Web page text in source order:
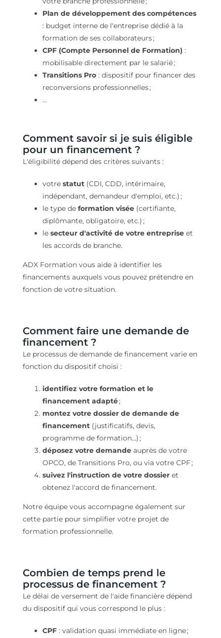
Plan de développement des compétences
: budget interne de l'entreprise dédié à la
formation de ses collaborateurs ;
CPF (Compte Personnel de Formation) :
mobilisable directement par le salarié ;
Transitions Pro : dispositif pour financer des
reconversions professionnelles ;
…
Comment savoir si je suis éligible
pour un financement ?
L'éligibilité dépend des critères suivants :
votrestatut (CDI, CDD, intérimaire,
indépendant, demandeur d'emploi, etc.) ;
le type deformation visée (certifiante,
diplômante, obligatoire, etc.) ;
lesecteur d'activité de votre entreprise et
les accords de branche.
ADX Formation vous aide à identifier les
financements auxquels vous pouvez prétendre en
fonction de votre situation.
Comment faire une demande de
financement ?
Le processus de demande de financement varie en
fonction du dispositif choisi :
identifiez votre formation et le
financement adapté;
montez votre dossier de demande de
financement (justificatifs, devis,
programme de formation…) ;
déposez votre demande auprès de votre
OPCO, de Transitions Pro, ou via votre CPF ;
suivez l'instruction de votre dossier et
obtenez l'accord de financement.
Notre équipe vous accompagne également sur
cette partie pour simplifier votre projet de
formation professionnelle.
Combien de temps prend le
processus de financement ?
Le délai de versement de l'aide financière dépend
du dispositif qui vous correspond le plus :
CPF : validation quasi immédiate en ligne ;